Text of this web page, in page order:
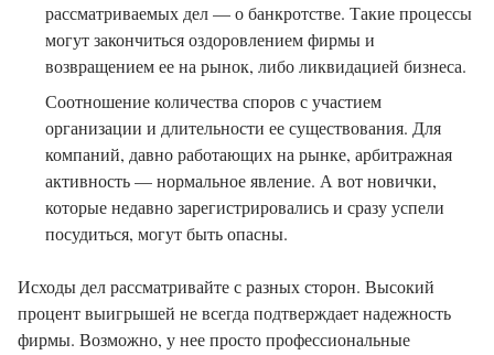
рассматриваемых дел — о банкротстве. Такие процессы
могут закончиться оздоровлением фирмы и
возвращением ее на рынок, либо ликвидацией бизнеса.
Соотношение количества споров с участием
организации и длительности ее существования. Для
компаний, давно работающих на рынке, арбитражная
активность — нормальное явление. А вот новички,
которые недавно зарегистрировались и сразу успели
посудиться, могут быть опасны.
Исходы дел рассматривайте с разных сторон. Высокий
процент выигрышей не всегда подтверждает надежность
фирмы. Возможно, у нее просто профессиональные